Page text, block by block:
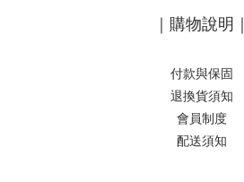
｜購物說明｜
付款與保固
退換貨須知
會員制度
配送須知